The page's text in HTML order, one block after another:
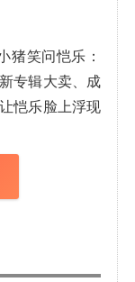
猪笑问恺乐：
专辑大卖、成
恺乐脸上浮现